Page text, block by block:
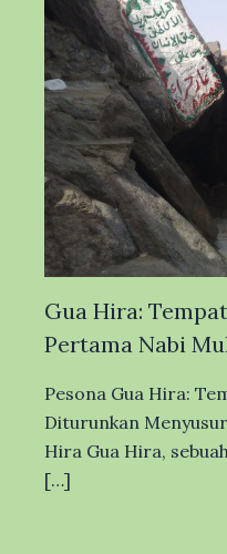
Gua Hira:
Pertama Nabi
Pesona Gua Hira:
Diturunkan
Hira Gua Hira,
[…]